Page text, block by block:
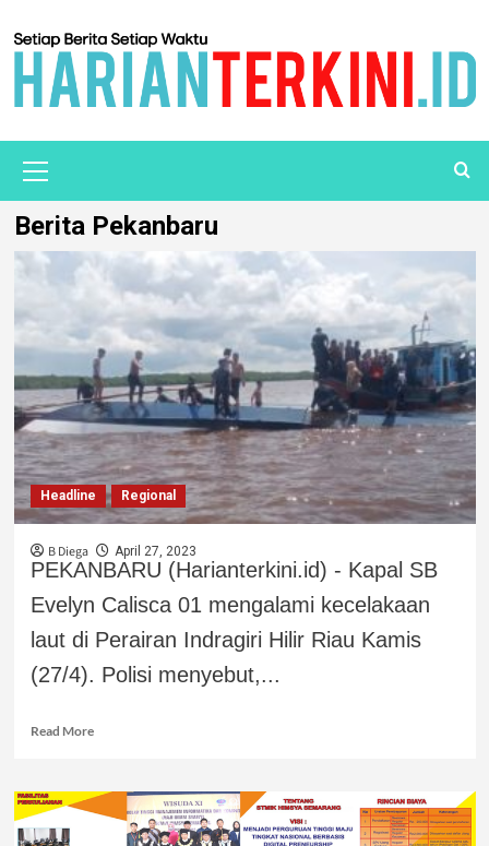
Berita Pekanbaru
Headline Regional
B Diega April 27, 2023
PEKANBARU (Harianterkini.id) - Kapal SB
Evelyn Calisca 01 mengalami kecelakaan
laut di Perairan Indragiri Hilir Riau Kamis
(27/4). Polisi menyebut,...
Read More